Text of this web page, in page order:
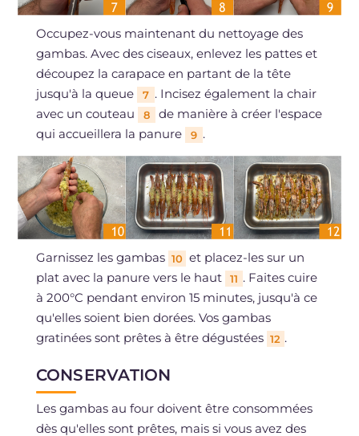
Occupez-vous maintenant du nettoyage des
gambas. Avec des ciseaux, enlevez les pattes et
découpez la carapace en partant de la tête
jusqu'à la queue
7 . Incisez également la chair
avec un couteau
8
de manière à créer l'espace
qui accueillera la panure
9 .
Garnissez les gambas 10 et placez-les sur un
plat avec la panure vers le haut
11 . Faites cuire
à 200°C pendant environ 15 minutes, jusqu'à ce
qu'elles soient bien dorées. Vos gambas
gratinées sont prêtes à être dégustées 12 .
CONSERVATION
Les gambas au four doivent être consommées
dès qu'elles sont prêtes, mais si vous avez des